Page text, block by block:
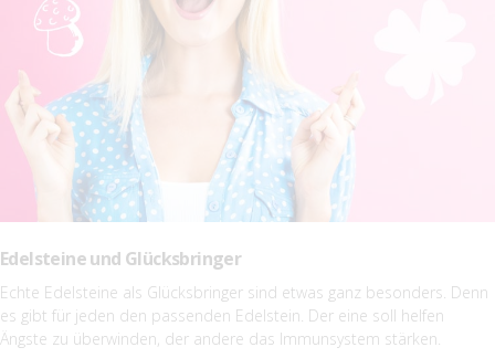
Edelsteine und Glücksbringer
Echte Edelsteine als Glücksbringer sind etwas ganz besonders. Denn
es gibt für jeden den passenden Edelstein. Der eine soll helfen
Ängste zu überwinden, der andere das Immunsystem stärken.